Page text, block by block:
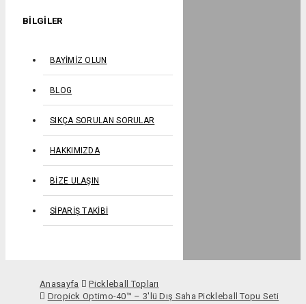
BILGILER
BAYIMIZ OLUN
BLOG
SIKÇA SORULAN SORULAR
HAKKIMIZDA
BIZE ULAŞIN
SIPARIŞ TAKIBI
Anasayfa
Pickleball Topları
Dropick Optimo-40™ – 3'lü Dış Saha Pickleball Topu Seti